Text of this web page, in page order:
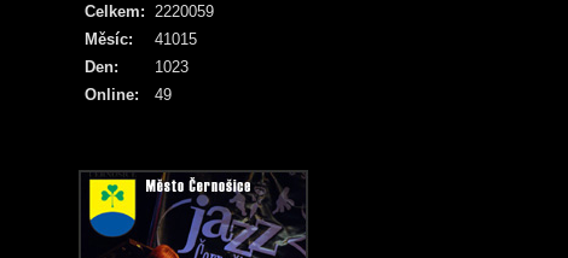
Online: 49
Celkem: 2220059
Měsíc:
41015
Den:
1023